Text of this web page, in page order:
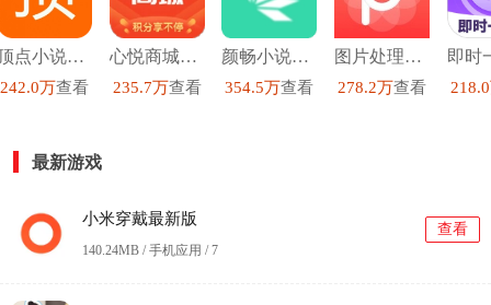
顶点小说去广告版
242.0万查看
心悦商城安卓直装版
235.7万查看
颜畅小说安卓官方版
354.5万查看
图片处理p图直装版
278.2万查看
最新游戏
小米穿戴最新版
140.24MB / 手机应用 /7
查看